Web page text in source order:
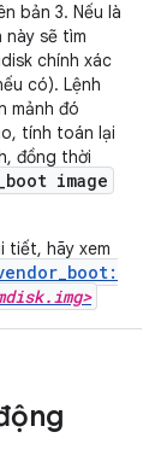
bản 3. Nếu là
sẽ tìm
chính xác
có). Lệnh
mảnh đó
tính toán lại
đồng thời
image
hãy xem